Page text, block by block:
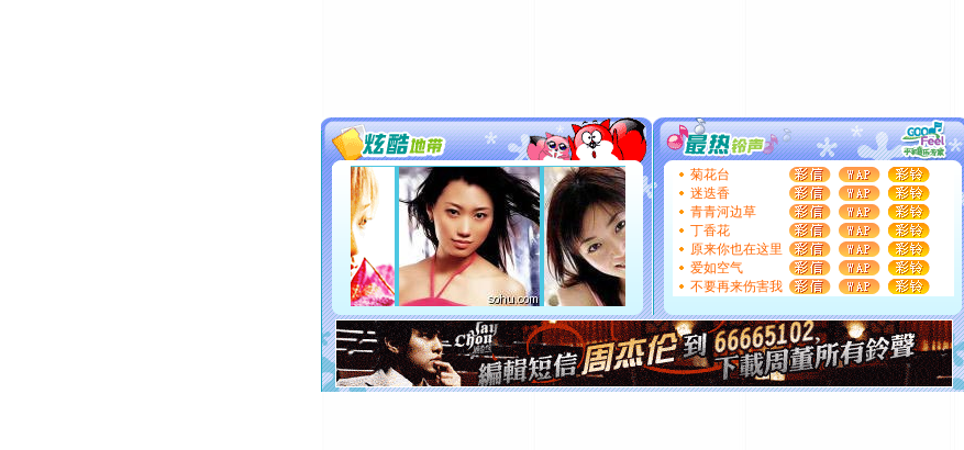
送你一棵薰衣草，愿你新年快乐！
[圣诞节]圣诞节到了，想想没什么送给你的，又不打算给
你太多，只有给你五千万：千万快乐！千万要健康！千万
要平安！千万要知足！千万不要忘记我！
[圣诞节]不只这样的日子才会想起你,而是这样的日子才
能正大光明地骚扰你,告诉你,圣诞要快乐!新年要快乐!天天
都要快乐噢!
[圣诞节]
奉上一颗祝福的心,在这个特别的日子里,愿幸福,
如意,快乐,鲜花,一切美好的祝愿与你同在.圣诞快乐!
[元旦]看到你我会触电；看不到你我要充电；没有你我会
断电。爱你是我职业，想你是我事业，抱你是我特长，吻
你是我专业！水晶之恋祝你新年快乐
[元旦]如果上天让我许三个愿望，一是今生今世和你在一
菊花台
迷迭香
青青河边草
丁香花
原来你也在这里
爱如空气
不要再来伤害我